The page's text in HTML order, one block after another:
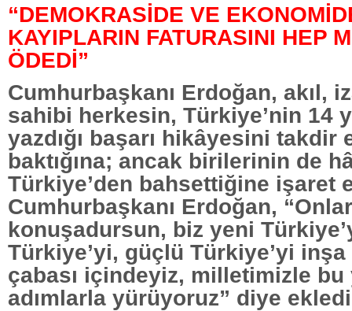
“DEMOKRASİDE VE
KAYIPLARIN FATURASINI HEP
ÖDEDİ”
Cumhurbaşkanı Erdoğan, akıl,
sahibi herkesin, Türkiye’nin 14
yazdığı başarı hikâyesini takdir
baktığına; ancak birilerinin de
Türkiye’den bahsettiğine işaret
Cumhurbaşkanı Erdoğan,
konuşadursun, biz yeni
Türkiye’yi, güçlü Türkiye’yi
çabası içindeyiz, milletimizle
adımlarla yürüyoruz” diye